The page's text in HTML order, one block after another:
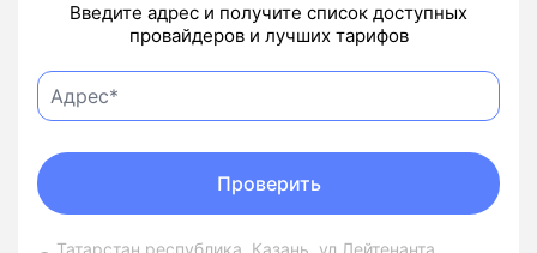
Введите адрес и получите список доступных
провайдеров и лучших тарифов
Татарстан республика, Казань, ул Лейтенанта
Проверить